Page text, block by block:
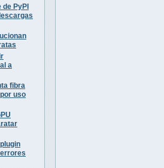
de PyPI
a
fibra
uso